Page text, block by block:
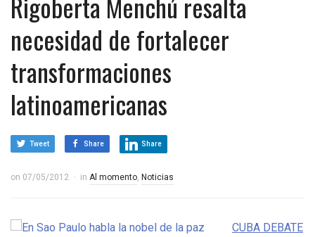
necesidad de fortalecer
transformaciones
latinoamericanas
Tweet Share Share
on 07/05/2012 in Al momento, Noticias
CUBA DEBATE